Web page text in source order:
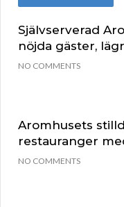
Självserverad
nöjda gäster,
NO COMMENTS
Aromhusets
restauranger
NO COMMENTS